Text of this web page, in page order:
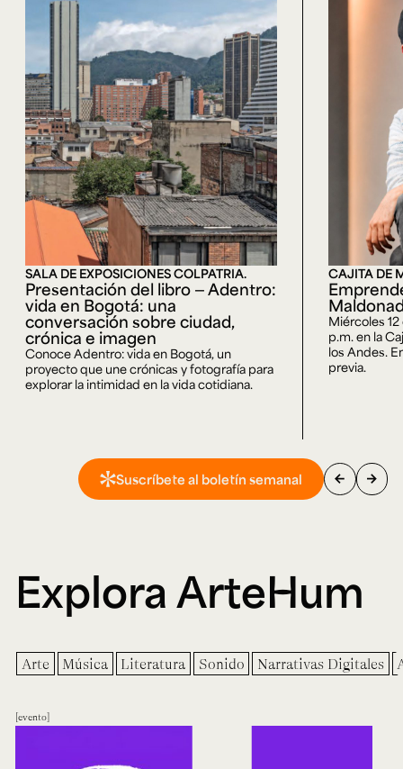
SALA DE EXPOSICIONES COLPATRIA.
Presentación del libro — Adentro:
vida en Bogotá: una
conversación sobre ciudad,
crónica e imagen
Conoce Adentro: vida en Bogotá, un
proyecto que une crónicas y fotografía para
explorar la intimidad en la vida cotidiana.
CAJITA DE
Miércoles
p.m. en la
los Andes.
previa.
Suscríbete al boletín semanal arrow_back arrow_forward
Explora ArteHum
Arte Música Literatura Sonido Narrativas Digitales
evento